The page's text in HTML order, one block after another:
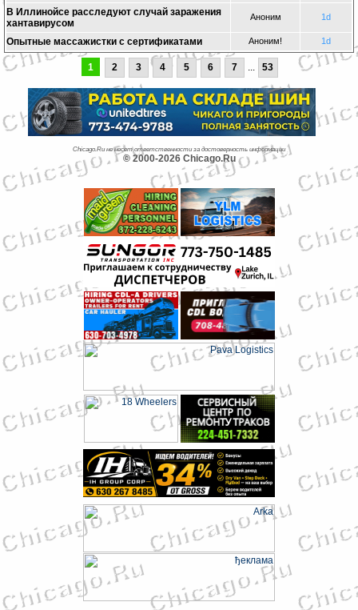
В Иллинойсе расследуют случай заражения
хантавирусом
Аноним 1d
Опытные массажистки с сертификатами Аноним! 1d
1 2 3 4 5 6 7 ... 53
Chicago.Ru не несет ответственности за достоверность информации
© 2000-2026 Chicago.Ru